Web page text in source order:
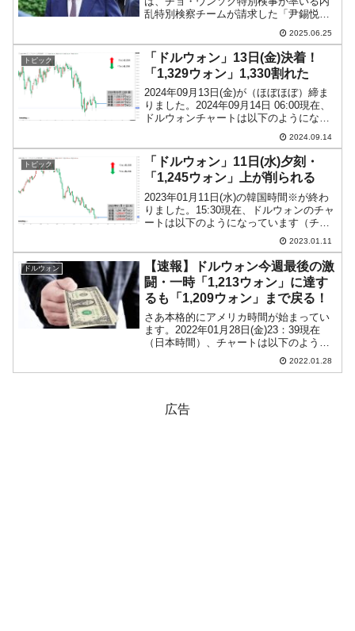
乱特別検察チームが請求した「尹錫悦前
大統領に対しする逮捕状拘束令状」を却
下しました。先にご紹介したとおり、特
検チームは2025年06月24日に逮捕状を請
求したの...
2025.06.25
トピック
「ドルウォン」13日(金)決着！
「1,329ウォン」1,330割れた
2024年09月13日(金)が（ほぼほぼ）締ま
りました。2024年09月14日 06:00現在、
ドルウォンチャートは以下のようになっ
ています（チャートは『Investing.com』
より引用：以下同）。陰線が伸びて、結
局「1ドル＝1,330...
2024.09.14
トピック
「ドルウォン」11日(水)夕刻・
「1,245ウォン」上が削られる
2023年01月11日(水)の韓国時間※が終わ
りました。15:30現在、ドルウォンのチャ
ートは以下のようになっています（チャ
ートは『Investing.com』より引用）。一
時「1ドル＝1,250ウォン」までいったの
ですが、ローソク足の上が...
2023.01.11
ドルウォン
【速報】ドルウォン今週最後の激
闘・一時「1,213ウォン」に達す
るも「1,209ウォン」まで戻る！
さあ本格的にアメリカ時間が始まってい
ます。2022年01月28日(金)23：39現在
（日本時間）、チャートは以下のように
『Investing.com』より引用：以下同）。
2022.01.28
広告